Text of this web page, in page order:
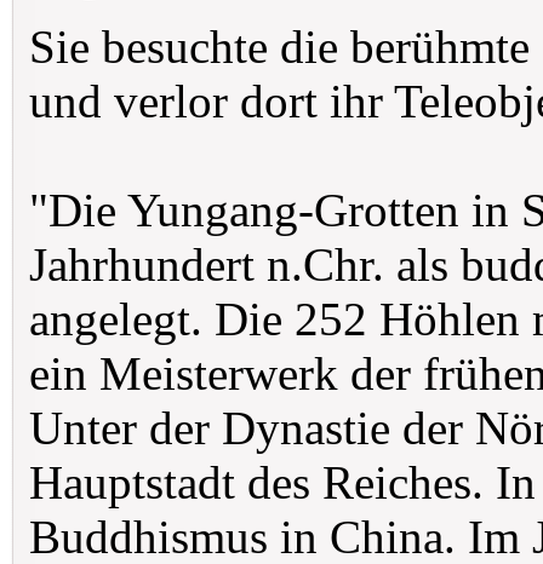
Sie besuchte die
und verlor dort ihr
"Die Yungang-Grotten in
Jahrhundert n.Chr. als
angelegt. Die 252 Höhlen
ein Meisterwerk der
Unter der Dynastie der
Hauptstadt des Reiches.
Buddhismus in China. Im